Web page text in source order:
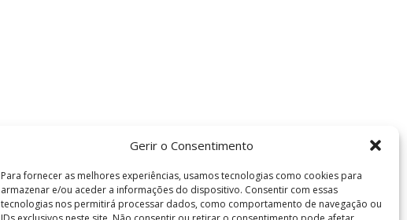
Gerir o Consentimento
Para fornecer as melhores experiências, usamos tecnologias como cookies para
armazenar e/ou aceder a informações do dispositivo. Consentir com essas
tecnologias nos permitirá processar dados, como comportamento de navegação ou